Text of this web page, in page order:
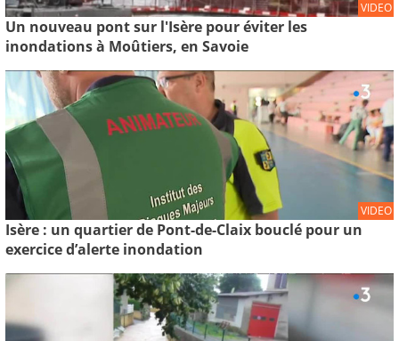
VIDEO
Un nouveau pont sur l'Isère pour éviter les
inondations à Moûtiers, en Savoie
VIDEO
Isère : un quartier de Pont-de-Claix bouclé pour un
exercice d’alerte inondation